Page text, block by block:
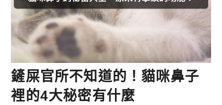
鏟屎官所不知道的！貓咪鼻子
裡的4大秘密有什麼